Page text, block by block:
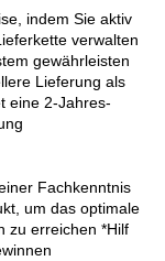
indem Sie aktiv
verwalten
gewährleisten
Lieferung als
eine 2-Jahres-
Fachkenntnis
um das optimale
zu erreichen *Hilf